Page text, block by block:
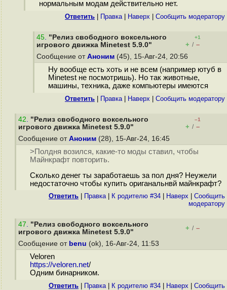
нормальным модам действительно нет.
Ответить Правка| Наверх Cообщить модератору
45. "Релиз свободного воксельного
игрового движка Minetest 5.9.0"
+1
+ / –
Сообщение от Аноним (45), 15-Авг-24, 20:56
Ну вообще есть хоть и не всем (например ютуб в
Minetest не посмотришь). Но так животные,
машины, техника, даже компьютеры имеются
Ответить Правка| Наверх Cообщить модератору
42. "Релиз свободного воксельного
игрового движка Minetest 5.9.0"
–1
+ / –
Сообщение от Аноним (28), 15-Авг-24, 16:45
>Полдня возился, какие-то моды ставил, чтобы
Майнкрафт повторить.
Сколько денег ты заработаешь за пол дня? Неужели
недостаточно чтобы купить ориганальнвй майнкрафт?
Ответить Правка| К родителю #34 Наверх
Cообщить
модератору
47. "Релиз свободного воксельного
игрового движка Minetest 5.9.0"
+ / –
Сообщение от benu (ok), 16-Авг-24, 11:53
Veloren
https://veloren.net/
Одним бинарником.
Ответить Правка| К родителю #34 Наверх
Cообщить